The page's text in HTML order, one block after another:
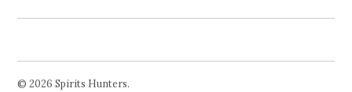
© 2026 Spirits Hunters.